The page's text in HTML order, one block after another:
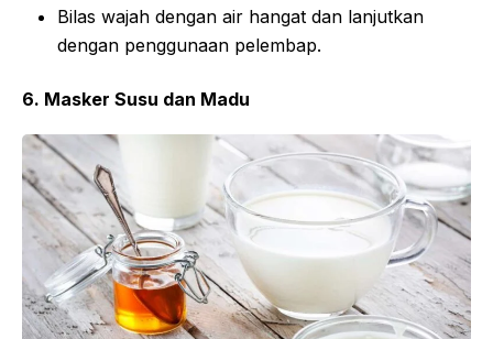
Bilas wajah dengan air hangat dan lanjutkan
dengan penggunaan pelembap.
6. Masker Susu dan Madu